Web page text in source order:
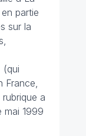
partie
sur la
(qui
France,
a
mai 1999